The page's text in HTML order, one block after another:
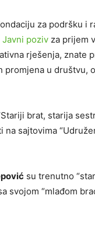
za podršku
Javni poziv za prijem
rješenja, znate
u društvu,
brat, starija
na sajtovima
su trenutno
svojom “mlađom